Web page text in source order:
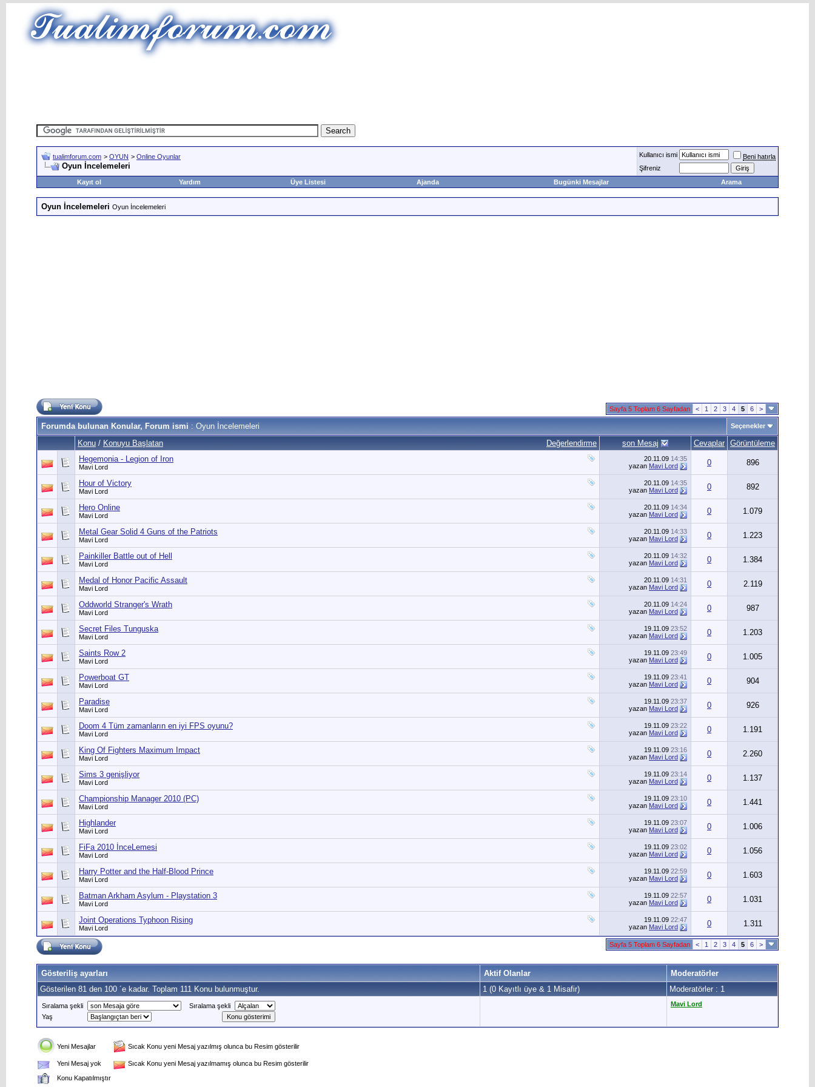
tualimforum.com > OYUN > Online Oyunlar
Oyun İncelemeleri
Kullanıcı ismi
Beni hatırla
Şifreniz
Kayıt ol
Yardım Üye Listesi Ajanda Bugünki Mesajlar Arama
Oyun İncelemeleri Oyun İncelemeleri
Sayfa 5 Toplam 6 Sayfadan < 1 2 3 4 5 6 >
Forumda bulunan Konular, Forum ismi : Oyun İncelemeleri Seçenekler
Değerlendirme
Konu / Konuyu Başlatan son Mesaj Cevaplar Görüntüleme
Hegemonia - Legion of Iron
Mavi Lord
20.11.09 14:35
yazan Mavi Lord 0 896
Hour of Victory
Mavi Lord
20.11.09 14:35
yazan Mavi Lord 0 892
Hero Online
Mavi Lord
20.11.09 14:34
yazan Mavi Lord 0 1.079
Metal Gear Solid 4 Guns of the Patriots
Mavi Lord
20.11.09 14:33
yazan Mavi Lord 0 1.223
Painkiller Battle out of Hell
Mavi Lord
20.11.09 14:32
yazan Mavi Lord 0 1.384
Medal of Honor Pacific Assault
Mavi Lord
20.11.09 14:31
yazan Mavi Lord 0 2.119
Oddworld Stranger's Wrath
Mavi Lord
20.11.09 14:24
yazan Mavi Lord 0 987
Secret Files Tunguska
Mavi Lord
19.11.09 23:52
yazan Mavi Lord 0 1.203
Saints Row 2
Mavi Lord
19.11.09 23:49
yazan Mavi Lord 0 1.005
Powerboat GT
Mavi Lord
19.11.09 23:41
yazan Mavi Lord 0 904
Paradise
Mavi Lord
19.11.09 23:37
yazan Mavi Lord 0 926
Doom 4 Tüm zamanların en iyi FPS oyunu?
Mavi Lord
19.11.09 23:22
yazan Mavi Lord 0 1.191
King Of Fighters Maximum Impact
Mavi Lord
19.11.09 23:16
yazan Mavi Lord 0 2.260
Sims 3 genişliyor
Mavi Lord
19.11.09 23:14
yazan Mavi Lord 0 1.137
Championship Manager 2010 (PC)
Mavi Lord
19.11.09 23:10
yazan Mavi Lord 0 1.441
Highlander
Mavi Lord
19.11.09 23:07
yazan Mavi Lord 0 1.006
FiFa 2010 İnceLemesi
Mavi Lord
19.11.09 23:02
yazan Mavi Lord 0 1.056
Harry Potter and the Half-Blood Prince
Mavi Lord
19.11.09 22:59
yazan Mavi Lord 0 1.603
Batman Arkham Asylum - Playstation 3
Mavi Lord
19.11.09 22:57
yazan Mavi Lord 0 1.031
Joint Operations Typhoon Rising
Mavi Lord
19.11.09 22:47
yazan Mavi Lord 0 1.311
Sayfa 5 Toplam 6 Sayfadan < 1 2 3 4 5 6 >
Gösteriliş ayarları Aktif Olanlar
Moderatörler
Gösterilen 81 den 100 ´e kadar. Toplam 111 Konu bulunmuştur.
1 (0 Kayıtlı üye & 1 Misafir) Moderatörler : 1
Sıralama şekli
Sıralama şekli
Yaş
Mavi Lord
Yeni Mesajlar Sıcak Konu yeni Mesaj yazılmış olunca bu Resim gösterilir
Yeni Mesaj yok
Sıcak Konu yeni Mesaj yazılmamış olunca bu Resim gösterilir
Konu Kapatılmıştır